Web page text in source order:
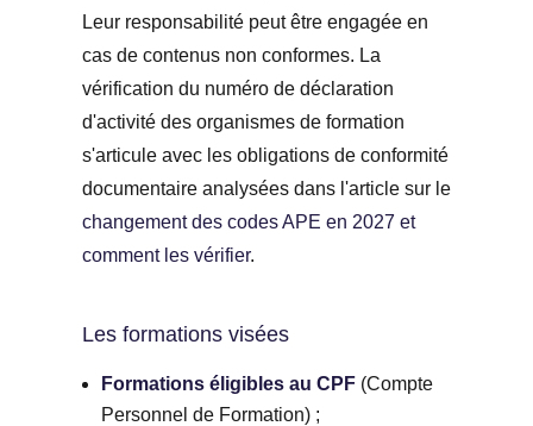
Leur responsabilité peut être engagée en
cas de contenus non conformes. La
vérification du numéro de déclaration
d'activité des organismes de formation
s'articule avec les obligations de conformité
documentaire analysées dans l'article sur le
changement des codes APE en 2027 et
comment les vérifier.
Les formations visées
Formations éligibles au CPF(Compte
Personnel de Formation) ;